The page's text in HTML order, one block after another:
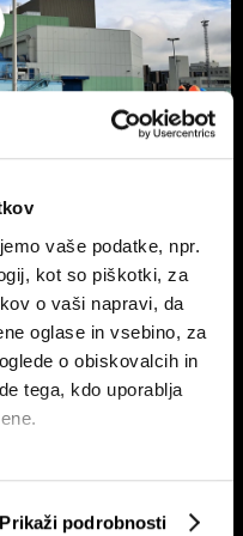
vaše podatke, npr.
kot so piškotki, za
o vaši napravi, da
oglase in vsebino, za
o obiskovalcih in
tega, kdo uporablja
lokaciji, ki so
Prikaži podrobnosti
v zmanjšanje
ustavitev - kaj
NEK
ponoči v zmanjšanje
dneh pa bodo po vsej